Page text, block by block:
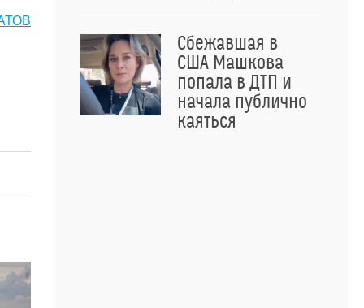
Сбежавшая в
США Машкова
попала в ДТП и
начала публично
каяться